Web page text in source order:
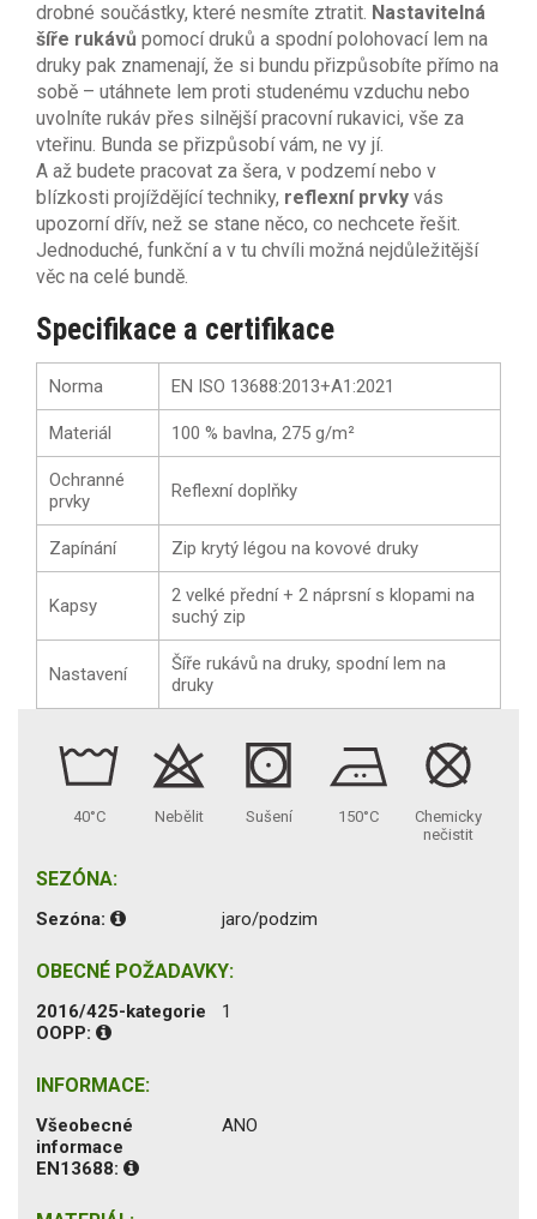
drobné součástky, které nesmíte ztratit. Nastavitelná
šíře rukávů pomocí druků a spodní polohovací lem na
druky pak znamenají, že si bundu přizpůsobíte přímo na
sobě – utáhnete lem proti studenému vzduchu nebo
uvolníte rukáv přes silnější pracovní rukavici, vše za
vteřinu. Bunda se přizpůsobí vám, ne vy jí.
A až budete pracovat za šera, v podzemí nebo v
blízkosti projíždějící techniky, reflexní prvky vás
upozorní dřív, než se stane něco, co nechcete řešit.
Jednoduché, funkční a v tu chvíli možná nejdůležitější
věc na celé bundě.
Specifikace a certifikace
Norma EN ISO 13688:2013+A1:2021
Materiál 100 % bavlna, 275 g/m²
Ochranné
prvky
Reflexní doplňky
Zapínání Zip krytý légou na kovové druky
Kapsy
2 velké přední + 2 náprsní s klopami na
suchý zip
Nastavení
Šíře rukávů na druky, spodní lem na
druky
40°C Nebělit Sušení 150°C
Chemicky
nečistit
SEZÓNA:
Sezóna: jaro/podzim
OBECNÉ POŽADAVKY:
2016/425-kategorie
OOPP:
1
INFORMACE:
Všeobecné
informace
EN13688:
ANO